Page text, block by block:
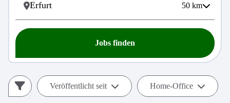
50 km
Jobs finden
Veröffentlicht seit Home-Office